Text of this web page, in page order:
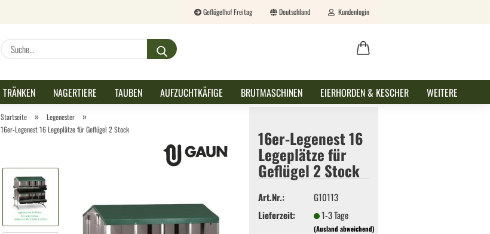
Geflügelhof Freitag Deutschland
Lieferland
Kundenlogin
E-Mail
Passwort vergessen?
Suche...
TRÄNKEN NAGERTIERE TAUBEN AUFZUCHTKÄFIGE BRUTMASCHINEN EIERHORDEN & KESCHER WEITERE
Startseite » Legenester »
16er-Legenest 16 Legeplätze für Geflügel 2 Stock 16er-Legenest 16
Legeplätze für
Geflügel 2 Stock
Art.Nr.:
G10113
Lieferzeit:
1-3 Tage
(Ausland abweichend)